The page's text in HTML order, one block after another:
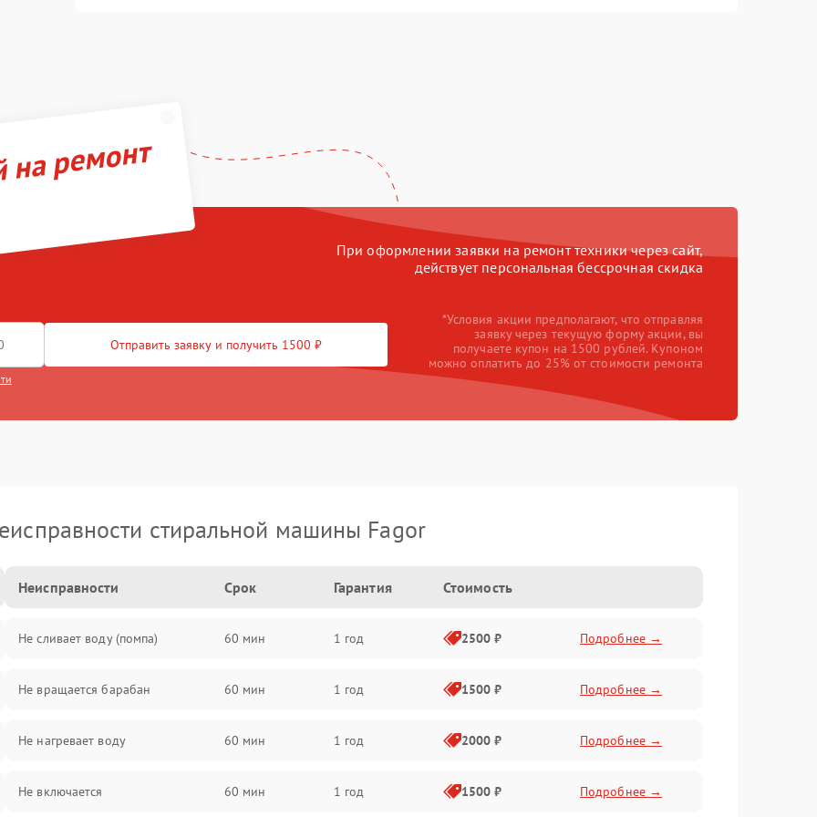
ремонт
При оформлении заявки на ремонт техники через сайт,
действует персональная бессрочная скидка
Отправить заявку и получить 1500 ₽
*Условия акции предполагают, что отправляя
заявку через текущую форму акции, вы
получаете купон на 1500 рублей. Купоном
можно оплатить до 25% от стоимости ремонта
стиральной машины Fagor
Неисправности Срок Гарантия Стоимость
Не сливает воду (помпа) 60 мин 1 год 2500 ₽ Подробнее →
Не вращается барабан 60 мин 1 год 1500 ₽ Подробнее →
Не нагревает воду 60 мин 1 год 2000 ₽ Подробнее →
Не включается 60 мин 1 год 1500 ₽ Подробнее →